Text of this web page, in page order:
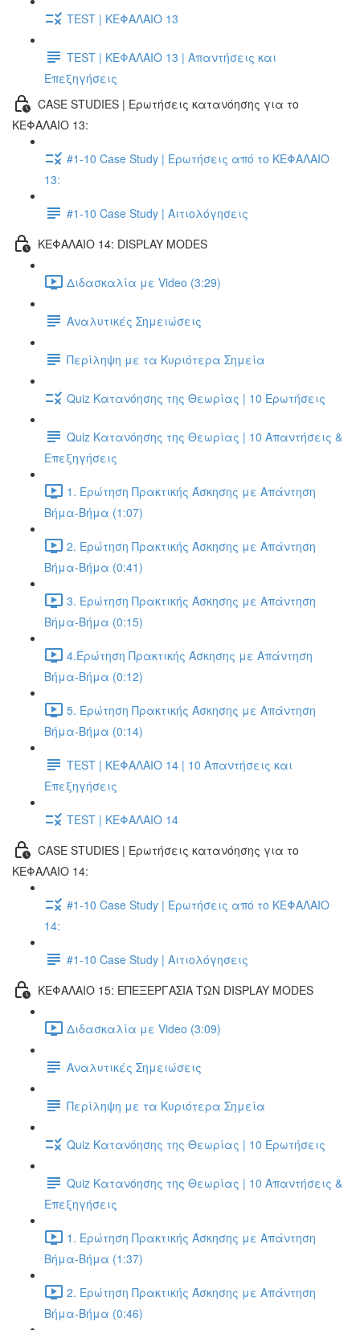
TEST | ΚΕΦΑΛΑΙΟ 13
TEST | ΚΕΦΑΛΑΙΟ 13 | Απαντήσεις και
Επεξηγήσεις
CASE STUDIES | Ερωτήσεις κατανόησης για το
ΚΕΦΑΛΑΙΟ 13:
#1-10 Case Study | Ερωτήσεις από το ΚΕΦΑΛΑΙΟ
13:
#1-10 Case Study | Αιτιολόγησεις
ΚΕΦΑΛΑΙΟ 14: DISPLAY MODES
Διδασκαλία με Video (3:29)
Αναλυτικές Σημειώσεις
Περίληψη με τα Κυριότερα Σημεία
Quiz Κατανόησης της Θεωρίας | 10 Ερωτήσεις
Quiz Κατανόησης της Θεωρίας | 10 Απαντήσεις &
Επεξηγήσεις
1. Ερώτηση Πρακτικής Άσκησης με Απάντηση
Βήμα-Βήμα (1:07)
2. Ερώτηση Πρακτικής Άσκησης με Απάντηση
Βήμα-Βήμα (0:41)
3. Ερώτηση Πρακτικής Άσκησης με Απάντηση
Βήμα-Βήμα (0:15)
4.Ερώτηση Πρακτικής Άσκησης με Απάντηση
Βήμα-Βήμα (0:12)
5. Ερώτηση Πρακτικής Άσκησης με Απάντηση
Βήμα-Βήμα (0:14)
TEST | ΚΕΦΑΛΑΙΟ 14 | 10 Απαντήσεις και
Επεξηγήσεις
TEST | ΚΕΦΑΛΑΙΟ 14
CASE STUDIES | Ερωτήσεις κατανόησης για το
ΚΕΦΑΛΑΙΟ 14:
#1-10 Case Study | Ερωτήσεις από το ΚΕΦΑΛΑΙΟ
14:
#1-10 Case Study | Αιτιολόγησεις
ΚΕΦΑΛΑΙΟ 15: ΕΠΕΞΕΡΓΑΣΙΑ ΤΩΝ DISPLAY MODES
Διδασκαλία με Video (3:09)
Αναλυτικές Σημειώσεις
Περίληψη με τα Κυριότερα Σημεία
Quiz Κατανόησης της Θεωρίας | 10 Ερωτήσεις
Quiz Κατανόησης της Θεωρίας | 10 Απαντήσεις &
Επεξηγήσεις
1. Ερώτηση Πρακτικής Άσκησης με Απάντηση
Βήμα-Βήμα (1:37)
2. Ερώτηση Πρακτικής Άσκησης με Απάντηση
Βήμα-Βήμα (0:46)